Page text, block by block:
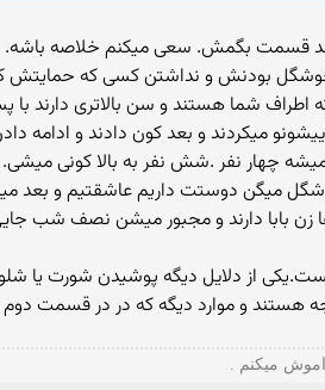
چند قسمت بگمش. سعی میکنم خلاصه باشه.
بودنش و نداشتن کسی که حمایتش
اطراف شما هستند و سن بالاتری دارند
میکردند و بعد کون دادند و ادامه
چهار نفر .شش نفر به بالا کونی
میگن دوستت داریم عاشقتیم و بعد
زن بابا دارند و مجبور میشن نصف شب
از دلایل دیگه پوشیدن شورت یا
هستند و موارد دیگه که در در قسمت
میکنم .